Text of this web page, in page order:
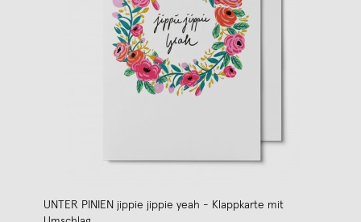
UNTER PINIEN jippie jippie yeah - Klappkarte mit